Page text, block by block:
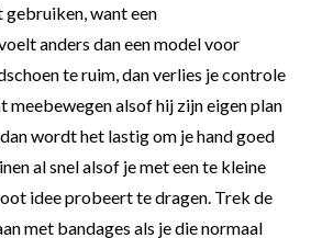
gebruiken, want een
anders dan een model voor
te ruim, dan verlies je controle
meebewegen alsof hij zijn eigen plan
wordt het lastig om je hand goed
al snel alsof je met een te kleine
idee probeert te dragen. Trek de
met bandages als je die normaal